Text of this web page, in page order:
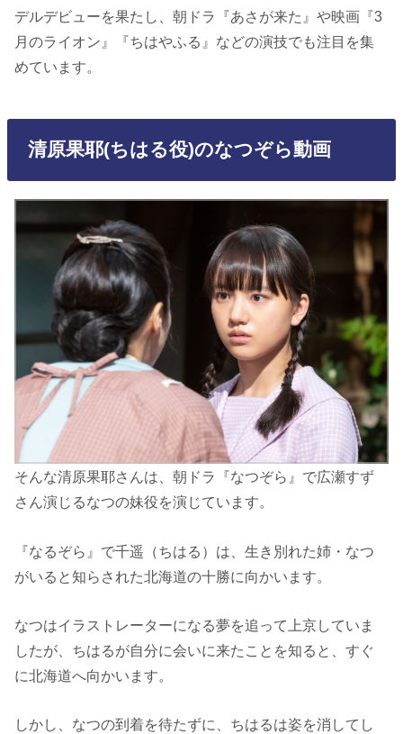
デルデビューを果たし、朝ドラ『あさが来た』や映画『3
月のライオン』『ちはやふる』などの演技でも注目を集
めています。
清原果耶(ちはる役)のなつぞら動画
そんな清原果耶さんは、朝ドラ『なつぞら』で広瀬すず
さん演じるなつの妹役を演じています。
『なるぞら』で千遥（ちはる）は、生き別れた姉・なつ
がいると知らされた北海道の十勝に向かいます。
なつはイラストレーターになる夢を追って上京していま
したが、ちはるが自分に会いに来たことを知ると、すぐ
に北海道へ向かいます。
しかし、なつの到着を待たずに、ちはるは姿を消してし